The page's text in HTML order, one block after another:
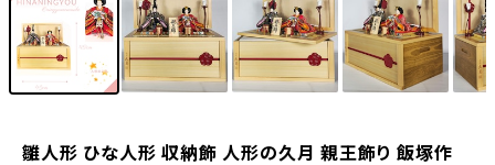
雛人形 ひな人形 収納飾 人形の久月 親王飾り 飯塚作